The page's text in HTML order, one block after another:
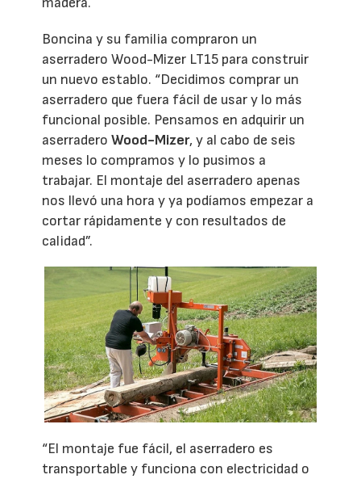
Boncina y su familia compraron un
aserradero Wood-Mizer LT15 para construir
un nuevo establo. “Decidimos comprar un
aserradero que fuera fácil de usar y lo más
funcional posible. Pensamos en adquirir un
aserraderoWood-Mizer, y al cabo de seis
meses lo compramos y lo pusimos a
trabajar. El montaje del aserradero apenas
nos llevó una hora y ya podíamos empezar a
cortar rápidamente y con resultados de
calidad”.
“El montaje fue fácil, el aserradero es
transportable y funciona con electricidad o